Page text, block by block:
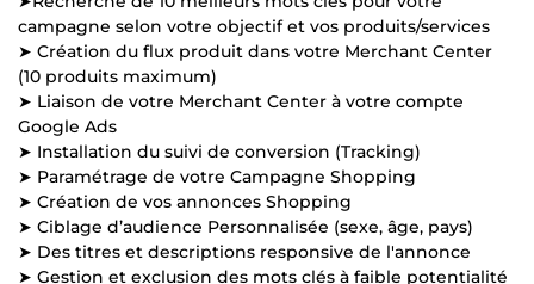
campagne selon votre objectif et vos produits/services
➤ Création du flux produit dans votre Merchant Center
(10 produits maximum)
➤ Liaison de votre Merchant Center à votre compte
Google Ads
➤ Installation du suivi de conversion (Tracking)
➤ Paramétrage de votre Campagne Shopping
➤ Création de vos annonces Shopping
➤ Ciblage d’audience Personnalisée (sexe, âge, pays)
➤ Des titres et descriptions responsive de l'annonce
➤ Gestion et exclusion des mots clés à faible potentialité